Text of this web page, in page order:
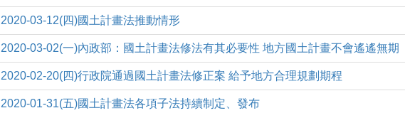
2020-03-12(四)國土計畫法推動情形
2020-03-02(一)內政部：國土計畫法修法有其必要性 地方國土計畫不會遙遙無期
2020-02-20(四)行政院通過國土計畫法修正案 給予地方合理規劃期程
2020-01-31(五)國土計畫法各項子法持續制定、發布